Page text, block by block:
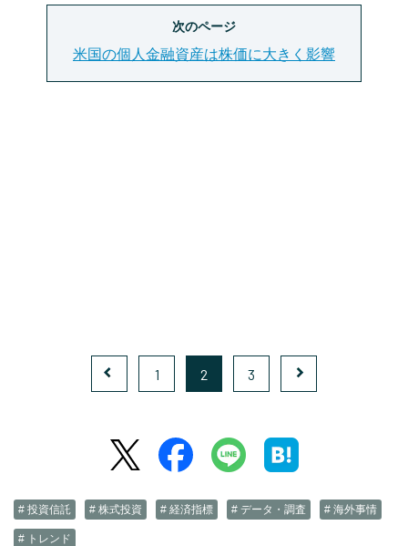
次のページ
米国の個人金融資産は株価に大きく影響
1 2 3
# 投資信託 # 株式投資 # 経済指標 # データ・調査 # 海外事情
# トレンド